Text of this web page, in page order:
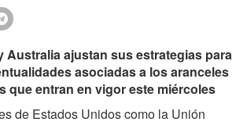
Australia ajustan sus estrategias para
asociadas a los aranceles
que entran en vigor este miércoles
de Estados Unidos como la Unión